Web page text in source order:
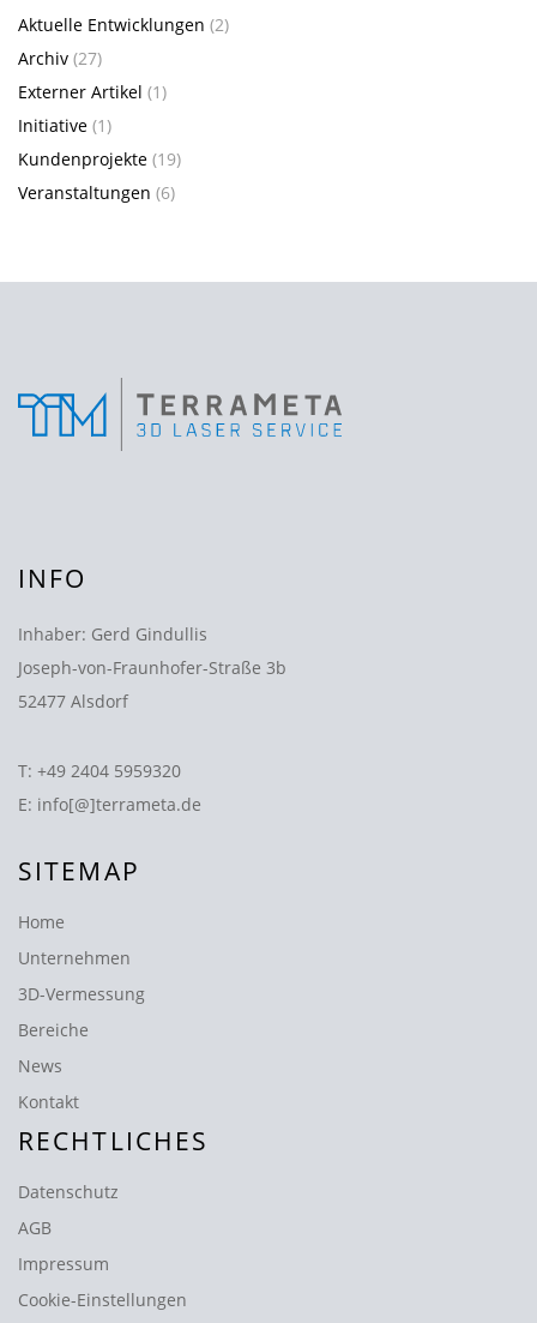
Aktuelle Entwicklungen (2)
Archiv (27)
Externer Artikel (1)
Initiative (1)
Kundenprojekte (19)
Veranstaltungen (6)
INFO
Inhaber: Gerd Gindullis
Joseph-von-Fraunhofer-Straße 3b
52477 Alsdorf
T: +49 2404 5959320
E: info[@]terrameta.de
SITEMAP
Home
Unternehmen
3D-Vermessung
Bereiche
News
Kontakt
RECHTLICHES
Datenschutz
AGB
Impressum
Cookie-Einstellungen